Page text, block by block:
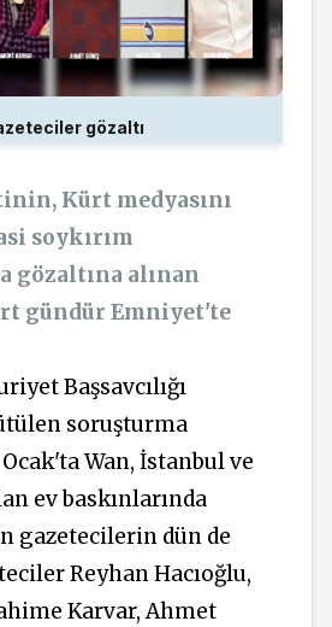
gözaltı
Kürt medyasını
soykırım
gözaltına alınan
gündür Emniyet'te
Başsavcılığı
soruşturma
Wan, İstanbul ve
ev baskınlarında
gazetecilerin dün de
Reyhan Hacıoğlu,
Karvar, Ahmet